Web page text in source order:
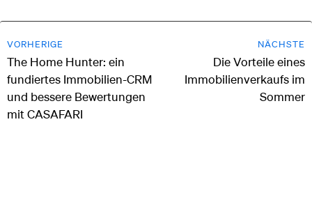
VORHERIGE
The Home Hunter: ein
fundiertes Immobilien-CRM
und bessere Bewertungen
mit CASAFARI
NÄCHSTE
Die Vorteile eines
Immobilienverkaufs im
Sommer